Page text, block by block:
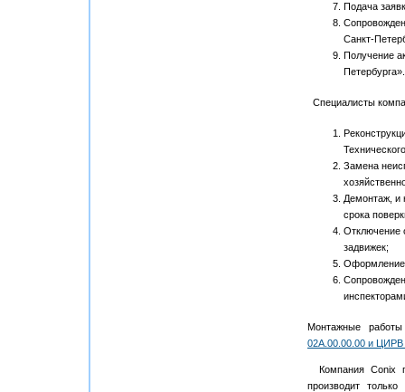
Подача
Санкт-
Получение
Петербурга».
Специалисты
Замена
Демонтаж, и
срока
Отключение
задвижек;
Оформление
Монтажные
02А.00.00.00 и ЦИРВ
Компания Conix
производит